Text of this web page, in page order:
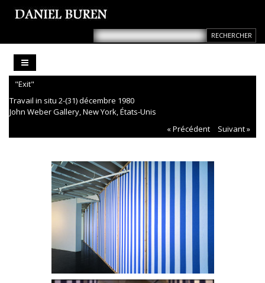
"Exit"
Travail in situ 2-(31) décembre 1980
John Weber Gallery, New York, États-Unis
« Précédent
Suivant »